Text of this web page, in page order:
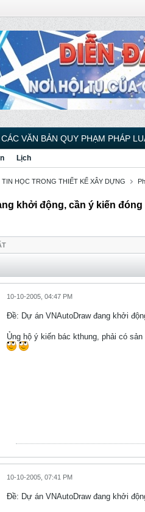
CÁC VĂN BẢN QUY PHẠM PHÁP
Lịch
HỌC TRONG THIẾT KẾ XÂY DỰNG
khởi động, cần ý kiến đóng
10-10-2005, 04:47 PM
Ðề: Dự án VNAutoDraw đang khởi
Ủng hộ ý kiến bác kthung, phải có
10-10-2005, 07:41 PM
Ðề: Dự án VNAutoDraw đang khởi